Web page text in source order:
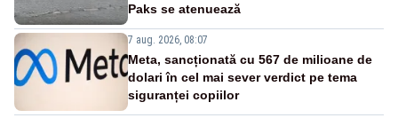
Paks se atenuează
7 aug. 2026, 08:07
Meta, sancționată cu 567 de milioane de
dolari în cel mai sever verdict pe tema
siguranței copiilor